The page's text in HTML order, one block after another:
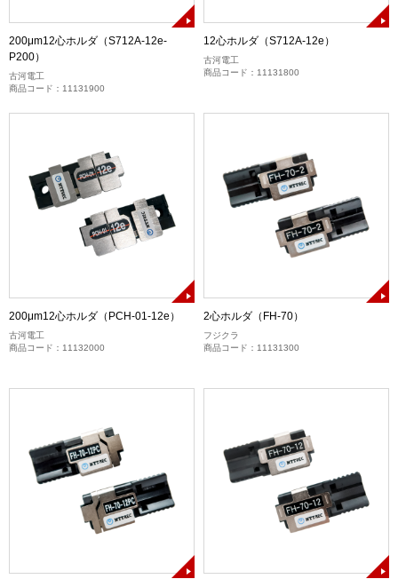
200μm12心ホルダ（S712A-12e-
P200）
古河電工
商品コード：11131900
12心ホルダ（S712A-12e）
古河電工
商品コード：11131800
200μm12心ホルダ（PCH-01-12e）
古河電工
商品コード：11132000
2心ホルダ（FH-70）
フジクラ
商品コード：11131300